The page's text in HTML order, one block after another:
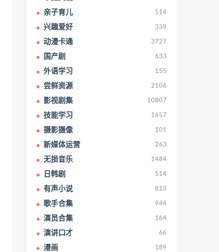
亲子育儿 514
兴趣爱好 339
动漫卡通 3727
国产剧 633
外语学习 155
尝鲜资源 2106
影视剧集 10807
技能学习 1657
摄影摄像 101
新媒体运营 263
无损音乐 1484
日韩剧 514
有声小说 813
歌手合集 944
演员合集 164
演讲口才 66
漫画 189